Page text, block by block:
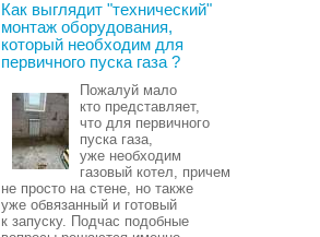
Как выглядит "технический"
монтаж оборудования,
который необходим для
первичного пуска газа ?
Пожалуй мало
кто представляет,
что для первичного
пуска газа,
уже необходим
газовый котел, причем
не просто на стене, но также
уже обвязанный и готовый
к запуску. Подчас подобные